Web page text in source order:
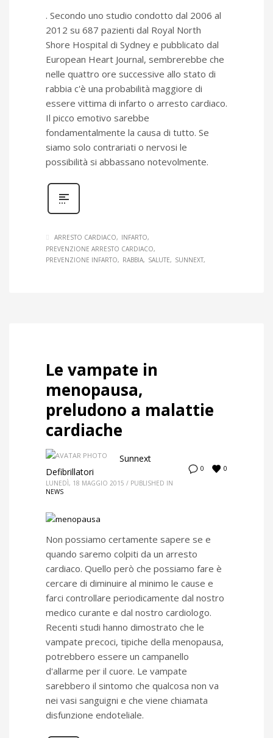
. Secondo uno studio condotto dal 2006 al
2012 su 687 pazienti dal Royal North
Shore Hospital di Sydney e pubblicato dal
European Heart Journal, sembrerebbe che
nelle quattro ore successive allo stato di
rabbia c'è una probabilità maggiore di
essere vittima di infarto o arresto cardiaco.
Il picco emotivo sarebbe
fondamentalmente la causa di tutto. Se
siamo solo contrariati o nervosi le
possibilità si abbassano notevolmente.
ARRESTO CARDIACO
INFARTO
PREVENZIONE ARRESTO CARDIACO
PREVENZIONE INFARTO
RABBIA SALUTE SUNNEXT
Le vampate in
menopausa,
preludono a malattie
cardiache
0 0
Sunnext
Defibrillatori
LUNEDÌ, 18 MAGGIO 2015 / PUBLISHED IN
NEWS
Non possiamo certamente sapere se e
quando saremo colpiti da un arresto
cardiaco. Quello però che possiamo fare è
cercare di diminuire al minimo le cause e
farci controllare periodicamente dal nostro
medico curante e dal nostro cardiologo.
Recenti studi hanno dimostrato che le
vampate precoci, tipiche della menopausa,
potrebbero essere un campanello
d'allarme per il cuore. Le vampate
sarebbero il sintomo che qualcosa non va
nei vasi sanguigni e che viene chiamata
disfunzione endoteliale.